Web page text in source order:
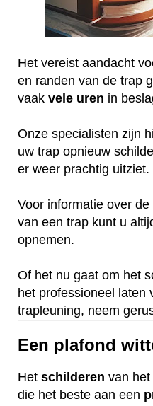
Het vereist aandacht
en randen van de trap
vaak vele uren in
Onze specialisten zijn
uw trap opnieuw
er weer prachtig uitziet.
Voor informatie over
van een trap kunt u
opnemen.
Of het nu gaat om het
het professioneel laten
trapleuning, neem
Een plafond
Het schilderen van het
die het beste aan een